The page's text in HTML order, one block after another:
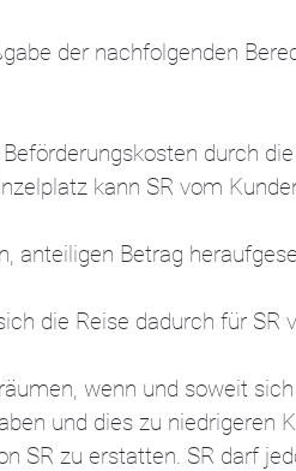
der nachfolgenden
durch
kann SR vom
anteiligen Betrag
die Reise dadurch für SR
wenn und soweit sich
und dies zu niedrigeren
SR zu erstatten. SR darf